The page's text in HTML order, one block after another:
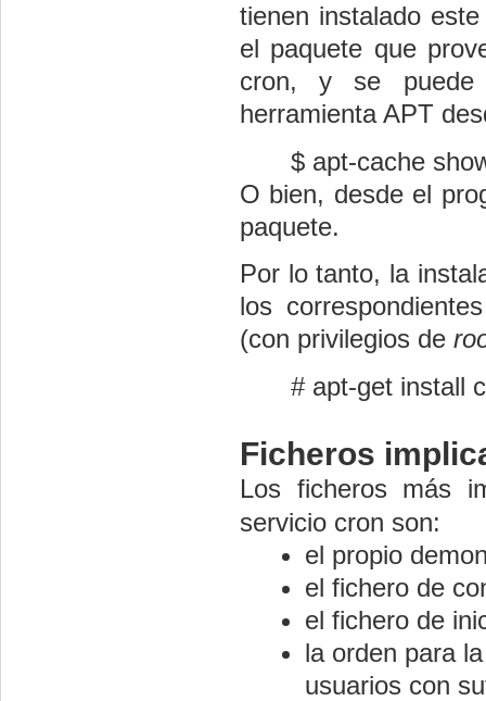
tienen instalado este
el paquete que
cron, y se
herramienta APT
$ apt-cache
O bien, desde el
paquete.
Por lo tanto, la
los
(con privilegios de
# apt-get install
Ficheros
Los ficheros más
servicio cron son:
el propio
el fichero de
el fichero de
la orden para
usuarios con